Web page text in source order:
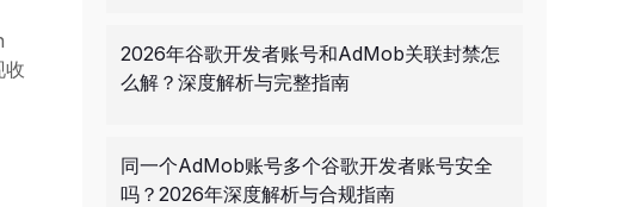
收
2026年谷歌开发者账号和AdMob关联封禁怎
么解？深度解析与完整指南
同一个AdMob账号多个谷歌开发者账号安全
吗？2026年深度解析与合规指南